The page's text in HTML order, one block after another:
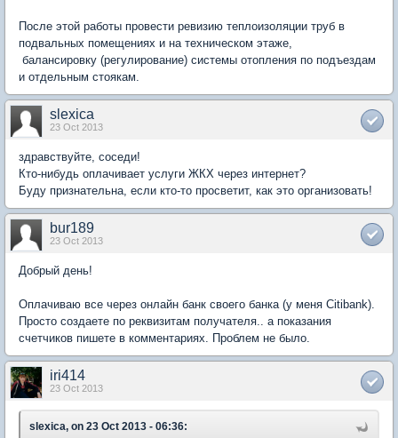
После этой работы провести ревизию теплоизоляции труб в
подвальных помещениях и на техническом этаже,
балансировку (регулирование) системы отопления по подъездам
и отдельным стоякам.
slexica
23 Oct 2013
здравствуйте, соседи!
Кто-нибудь оплачивает услуги ЖКХ через интернет?
Буду признательна, если кто-то просветит, как это организовать!
bur189
23 Oct 2013
Добрый день!
Оплачиваю все через онлайн банк своего банка (у меня Citibank).
Просто создаете по реквизитам получателя.. а показания
счетчиков пишете в комментариях. Проблем не было.
iri414
23 Oct 2013
slexica, on 23 Oct 2013 - 06:36: